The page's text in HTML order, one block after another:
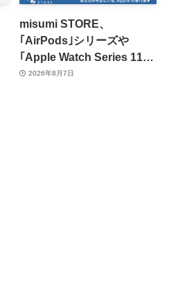
misumi STORE、
｢AirPods｣シリーズや
｢Apple Watch Series 11｣
のセールを開催中
2026年8月7日